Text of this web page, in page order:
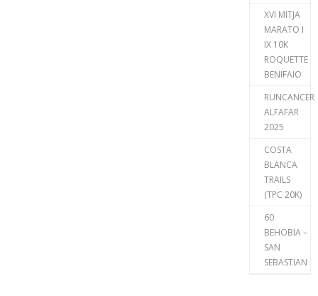
XVI MITJA
MARATO I
IX 10K
ROQUETTE
BENIFAIO
RUNCANCER
ALFAFAR
2025
COSTA
BLANCA
TRAILS
(TPC 20K)
60
BEHOBIA –
SAN
SEBASTIAN